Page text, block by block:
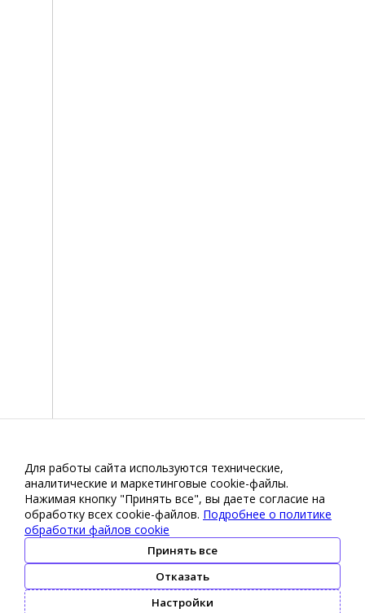
Для работы сайта используются технические,
аналитические и маркетинговые сооkіе-файлы.
Нажимая кнопку "Принять все", вы даете согласие на
обработку всех cookie-файлов. Подробнее о политике
обработки файлов cookie
Принять все
Отказать
Настройки